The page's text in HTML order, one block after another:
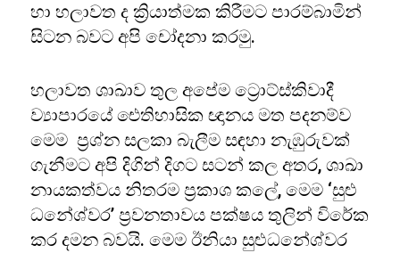
හා හලාවත ද ක්‍රියාත්මක කිරීමට පාරම්බාමින්
සිටන බවට අපි චෝදනා කරමු.
හලාවත ශාඛාව තුල අපේම ට්‍රොට්ස්කිවාදී
ව්‍යාපාරයේ ‌ඓතිහාසික ඥානය මත පදනම්ව
මෙම ප්‍රශ්න සලකා බැලීම සඳහා නැඹුරුවක්
ගැනීමට අපි දිගින් දිගට සටන් කල අතර, ශාඛා
නායකත්වය නිතරම ප්‍රකාශ කලේ, මෙම ‘සුළු
ධනේශ්වර’ ප්‍රවනතාවය පක්ෂය තුලින් විරේක
කර දමන බවයි. මෙම ඊනියා සුළුධනේශ්වර